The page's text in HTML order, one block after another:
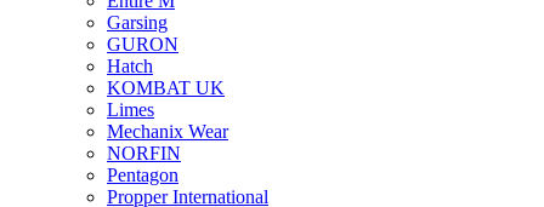
Garsing
GURON
Hatch
KOMBAT UK
Limes
Mechanix Wear
NORFIN
Pentagon
Propper International